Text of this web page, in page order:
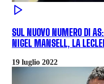
SUL NUOVO NUMERO DI
NIGEL MANSELL, LA
19 luglio 2022